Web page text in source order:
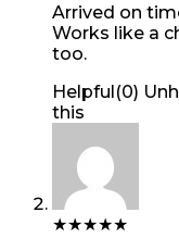
Arrived on
Works like a
too.
Helpful(0)
this
★★★★★